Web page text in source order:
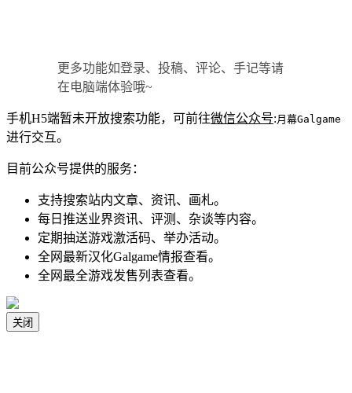
更多功能如登录、投稿、评论、手记等请
在电脑端体验哦~
手机H5端暂未开放搜索功能，可前往微信公众号: 月幕Galgame
进行交互。
目前公众号提供的服务：
支持搜索站内文章、资讯、画札。
每日推送业界资讯、评测、杂谈等内容。
定期抽送游戏激活码、举办活动。
全网最新汉化Galgame情报查看。
全网最全游戏发售列表查看。
关闭